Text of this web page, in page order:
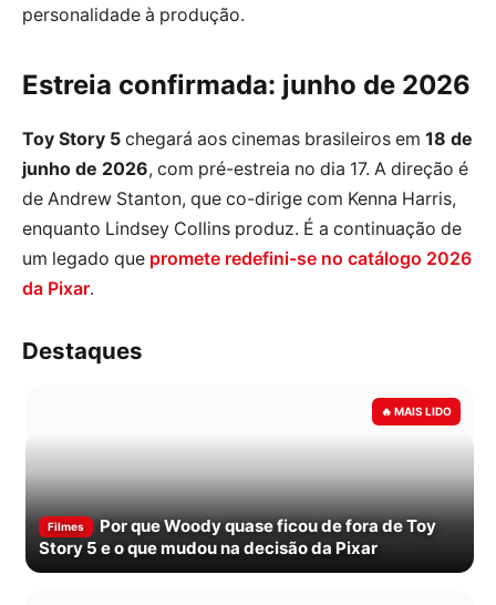
personalidade à produção.
Estreia confirmada: junho de 2026
Toy Story 5 chegará aos cinemas brasileiros em 18 de
junho de 2026, com pré-estreia no dia 17. A direção é
de Andrew Stanton, que co-dirige com Kenna Harris,
enquanto Lindsey Collins produz. É a continuação de
um legado que promete redefini-se no catálogo 2026
da Pixar.
Destaques
Filmes
Por que Woody quase ficou de fora de Toy
Story 5 e o que mudou na decisão da Pixar